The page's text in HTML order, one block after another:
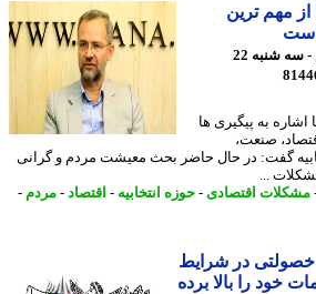
ترین
90 روز پیش - سه شنبه 22
به پیگیری ها
صنعت،
گفت: در حال حاضر بحث معیشت مردم و گرانی
...
اقتصادی-حوزه انتخابیه-اقتصاد-مردم-
در شرایط
را بالا برده